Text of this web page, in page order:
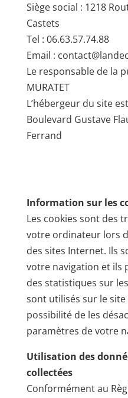
Siège social : 1218
Castets
Tel : 06.63.57.74.88
Email :
Le responsable de la
MURATET
L’hébergeur du site
Boulevard Gustave
Ferrand
Information sur les
Les cookies sont des
votre ordinateur lors
des sites Internet. Ils
votre navigation et ils
des statistiques sur
sont utilisés sur le site
possibilité de les
paramètres de votre
Utilisation des
collectées
Conformément au